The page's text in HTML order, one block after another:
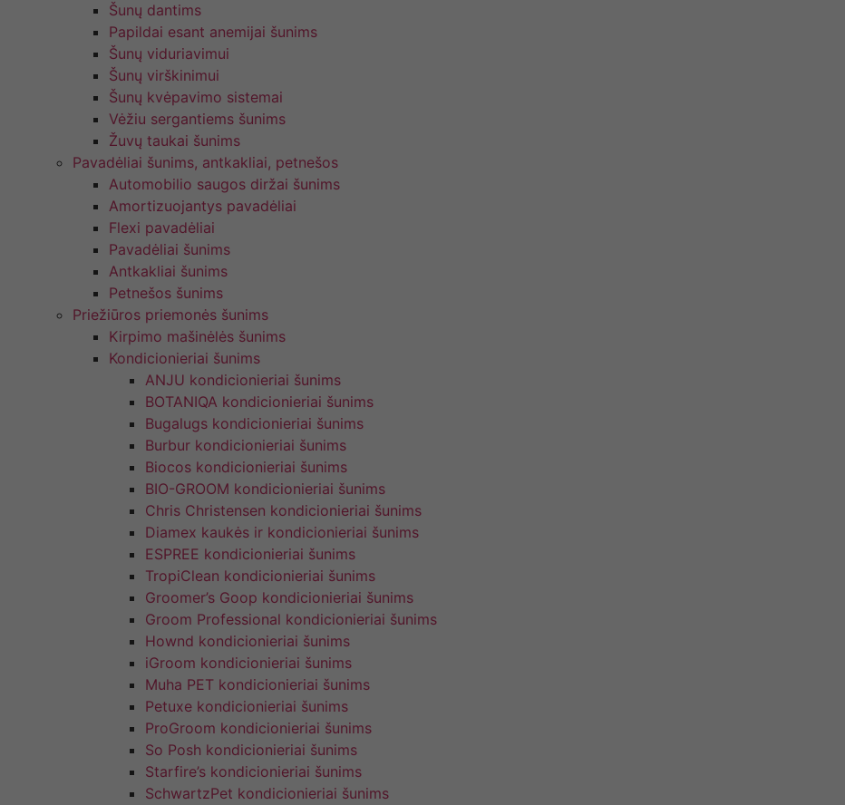
Šunų dantims
Papildai esant anemijai šunims
Šunų viduriavimui
Šunų virškinimui
Šunų kvėpavimo sistemai
Vėžiu sergantiems šunims
Žuvų taukai šunims
Pavadėliai šunims, antkakliai, petnešos
Automobilio saugos diržai šunims
Amortizuojantys pavadėliai
Flexi pavadėliai
Pavadėliai šunims
Antkakliai šunims
Petnešos šunims
Priežiūros priemonės šunims
Kirpimo mašinėlės šunims
Kondicionieriai šunims
ANJU kondicionieriai šunims
BOTANIQA kondicionieriai šunims
Bugalugs kondicionieriai šunims
Burbur kondicionieriai šunims
Biocos kondicionieriai šunims
BIO-GROOM kondicionieriai šunims
Chris Christensen kondicionieriai šunims
Diamex kaukės ir kondicionieriai šunims
ESPREE kondicionieriai šunims
TropiClean kondicionieriai šunims
Groomer’s Goop kondicionieriai šunims
Groom Professional kondicionieriai šunims
Hownd kondicionieriai šunims
iGroom kondicionieriai šunims
Muha PET kondicionieriai šunims
Petuxe kondicionieriai šunims
ProGroom kondicionieriai šunims
So Posh kondicionieriai šunims
Starfire’s kondicionieriai šunims
SchwartzPet kondicionieriai šunims